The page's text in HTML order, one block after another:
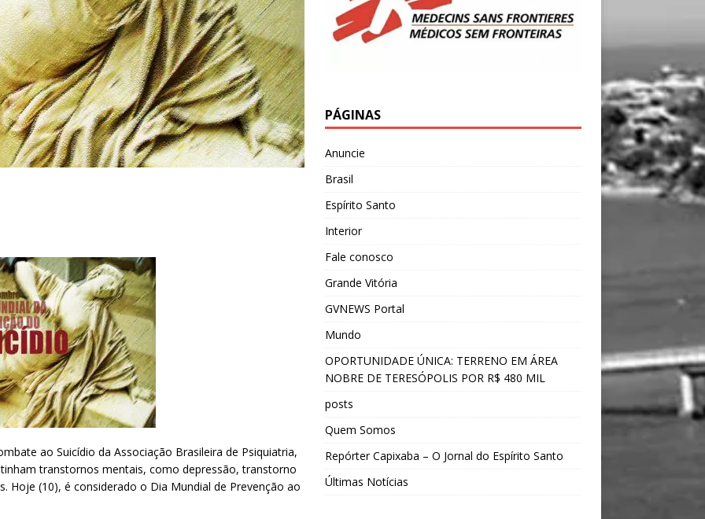
ao Suicídio da Associação Brasileira de Psiquiatria,
transtornos mentais, como depressão, transtorno
Hoje (10), é considerado o Dia Mundial de Prevenção ao
PÁGINAS
Anuncie
Brasil
Espírito Santo
Interior
Fale conosco
Grande Vitória
GVNEWS Portal
Mundo
OPORTUNIDADE ÚNICA: TERRENO EM ÁREA
NOBRE DE TERESÓPOLIS POR R$ 480 MIL
posts
Quem Somos
Repórter Capixaba – O Jornal do Espírito Santo
Últimas Notícias